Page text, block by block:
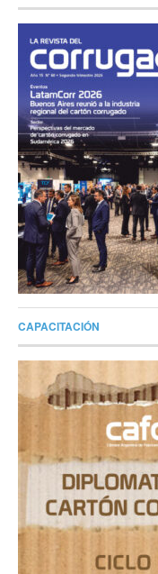
CAPACITACIÓN